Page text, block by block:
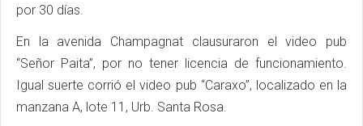
por 30 días.
En la avenida Champagnat clausuraron el video pub
“Señor Paita”, por no tener licencia de funcionamiento.
Igual suerte corrió el video pub “Caraxo”, localizado en la
manzana A, lote 11, Urb. Santa Rosa.